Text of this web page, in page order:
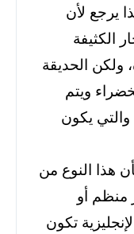
يرجع لأن
الكثيفة
ولكن الحديقة
ويتم
والتي يكون
هذا النوع من
منظم أو
تكون